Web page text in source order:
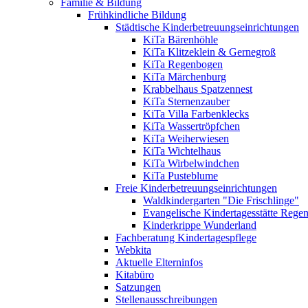
Familie & Bildung
Frühkindliche Bildung
Städtische Kinderbetreuungseinrichtungen
KiTa Bärenhöhle
KiTa Klitzeklein & Gernegroß
KiTa Regenbogen
KiTa Märchenburg
Krabbelhaus Spatzennest
KiTa Sternenzauber
KiTa Villa Farbenklecks
KiTa Wassertröpfchen
KiTa Weiherwiesen
KiTa Wichtelhaus
KiTa Wirbelwindchen
KiTa Pusteblume
Freie Kinderbetreuungseinrichtungen
Waldkindergarten "Die Frischlinge"
Evangelische Kindertagesstätte
Kinderkrippe Wunderland
Fachberatung Kindertagespflege
Webkita
Aktuelle Elterninfos
Kitabüro
Satzungen
Stellenausschreibungen